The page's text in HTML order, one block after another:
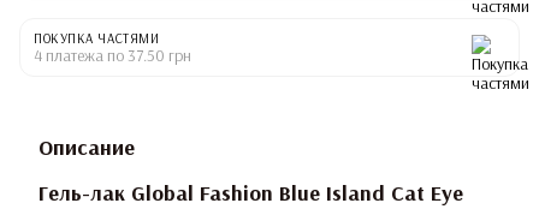
ПОКУПКА ЧАСТЯМИ
4 платежа по 37.50 грн
Описание
Гель-лак Global Fashion Blue Island Cat Eye